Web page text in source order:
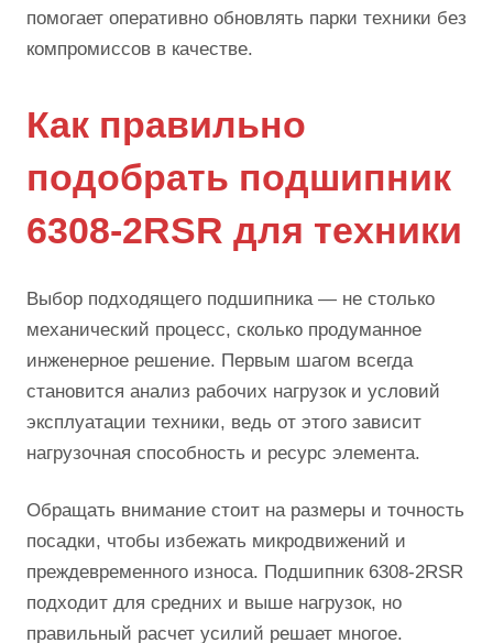
помогает оперативно обновлять парки техники без
компромиссов в качестве.
Как правильно
подобрать подшипник
6308-2RSR для техники
Выбор подходящего подшипника — не столько
механический процесс, сколько продуманное
инженерное решение. Первым шагом всегда
становится анализ рабочих нагрузок и условий
эксплуатации техники, ведь от этого зависит
нагрузочная способность и ресурс элемента.
Обращать внимание стоит на размеры и точность
посадки, чтобы избежать микродвижений и
преждевременного износа. Подшипник 6308-2RSR
подходит для средних и выше нагрузок, но
правильный расчет усилий решает многое.